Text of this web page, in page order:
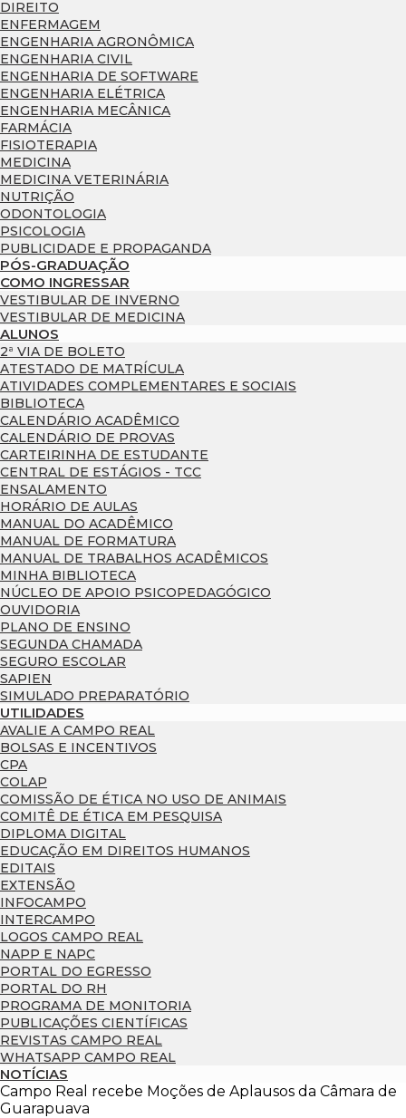
DIREITO
ENFERMAGEM
ENGENHARIA AGRONÔMICA
ENGENHARIA CIVIL
ENGENHARIA DE SOFTWARE
ENGENHARIA ELÉTRICA
ENGENHARIA MECÂNICA
FARMÁCIA
FISIOTERAPIA
MEDICINA
MEDICINA VETERINÁRIA
NUTRIÇÃO
ODONTOLOGIA
PSICOLOGIA
PUBLICIDADE E PROPAGANDA
PÓS-GRADUAÇÃO
COMO INGRESSAR
VESTIBULAR DE INVERNO
VESTIBULAR DE MEDICINA
ALUNOS
2ª VIA DE BOLETO
ATESTADO DE MATRÍCULA
ATIVIDADES COMPLEMENTARES E SOCIAIS
BIBLIOTECA
CALENDÁRIO ACADÊMICO
CALENDÁRIO DE PROVAS
CARTEIRINHA DE ESTUDANTE
CENTRAL DE ESTÁGIOS - TCC
ENSALAMENTO
HORÁRIO DE AULAS
MANUAL DO ACADÊMICO
MANUAL DE FORMATURA
MANUAL DE TRABALHOS ACADÊMICOS
MINHA BIBLIOTECA
NÚCLEO DE APOIO PSICOPEDAGÓGICO
OUVIDORIA
PLANO DE ENSINO
SEGUNDA CHAMADA
SEGURO ESCOLAR
SAPIEN
SIMULADO PREPARATÓRIO
UTILIDADES
AVALIE A CAMPO REAL
BOLSAS E INCENTIVOS
CPA
COLAP
COMISSÃO DE ÉTICA NO USO DE ANIMAIS
COMITÊ DE ÉTICA EM PESQUISA
DIPLOMA DIGITAL
EDUCAÇÃO EM DIREITOS HUMANOS
EDITAIS
EXTENSÃO
INFOCAMPO
INTERCAMPO
LOGOS CAMPO REAL
NAPP E NAPC
PORTAL DO EGRESSO
PORTAL DO RH
PROGRAMA DE MONITORIA
PUBLICAÇÕES CIENTÍFICAS
REVISTAS CAMPO REAL
WHATSAPP CAMPO REAL
NOTÍCIAS
Campo Real recebe Moções de Aplausos da Câmara de
Guarapuava